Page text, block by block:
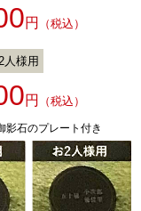
円 （税込）
人様用
円 （税込）
影石のプレート付き